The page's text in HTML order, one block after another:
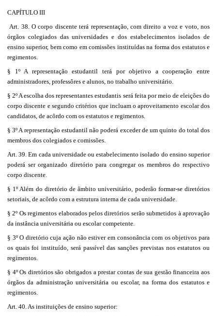
CAPÍTULO III
Art. 38. O corpo discente terá representação, com direito a voz e voto, nos
órgãos colegiados das universidades e dos estabelecimentos isolados de
ensino superior, bem como em comissões instituídas na forma dos estatutos e
regimentos.
§ 1º A representação estudantil terá por objetivo a cooperação entre
administradores, professôres e alunos, no trabalho universitário.
§ 2º A escolha dos representantes estudantis será feita por meio de eleições do
corpo discente e segundo critérios que incluam o aproveitamento escolar dos
candidatos, de acôrdo com os estatutos e regimentos.
§ 3º A representação estudantil não poderá exceder de um quinto do total dos
membros dos colegiados e comissões.
Art. 39. Em cada universidade ou estabelecimento isolado do ensino superior
poderá ser organizado diretório para congregar os membros do respectivo
corpo discente.
§ 1º Além do diretório de âmbito universitário, poderão formar-se diretórios
setoriais, de acôrdo com a estrutura interna de cada universidade.
§ 2º Os regimentos elaborados pelos diretórios serão submetidos à aprovação
da instância universitária ou escolar competente.
§ 3º O diretório cuja ação não estiver em consonância com os objetivos para
os quais foi instituído, será passível das sanções previstas nos estatutos ou
regimentos.
§ 4º Os diretórios são obrigados a prestar contas de sua gestão financeira aos
órgãos da administração universitária ou escolar, na forma dos estatutos e
regimentos.
Art. 40. As instituições de ensino superior: